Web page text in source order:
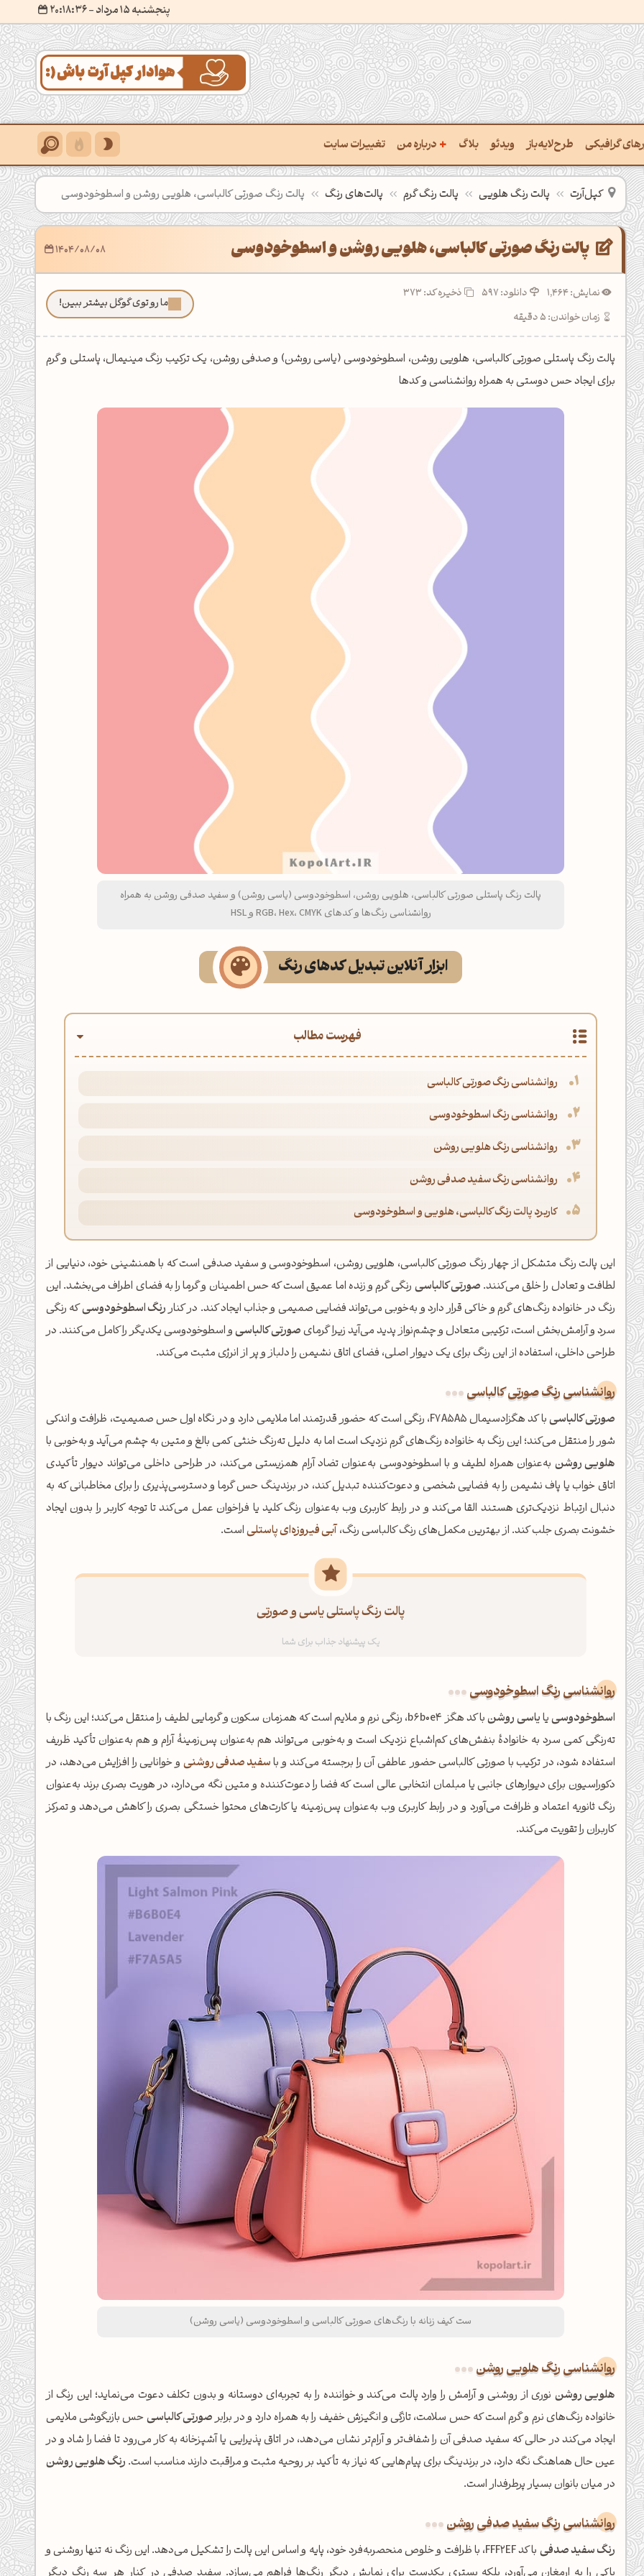
پنجشنبه 15 مرداد - ۲۰:۱۸:۳۸
گرافیکی
پالت از تصویر
رنگ‌ها باهم
یافتن نام رنگ با کد Hex
استخراج کد رنگ از عکس
ساخت پالت رنگ با هوش‌مصنوعی
کدهای رنگ
یافتن رنگ مکمل
مشاهده تمام ابزارها
طرح‌لایه‌باز ویدئو بلاگ + درباره من
درباره‌من
سفارش پروژه
تماس با ‌من
سوالات متداول‌‌
تغییرات سایت
کپل‌آرت پالت‌های رنگ پالت رنگ گرم پالت رنگ هلویی پالت رنگ صورتی کالباسی، هلویی روشن و اسطوخودوسی
پالت رنگ صورتی کالباسی، هلویی روشن و اسطوخودوسی 1404/08/08
نمایش: 1,464 دانلود: 597
ذخیره کد: 373
زمان خواندن: 5 دقیقه
ما رو توی گوگل بیشتر ببین!
پالت رنگ پاستلی صورتی کالباسی، هلویی روشن، اسطوخودوسی (یاسی روشن) و صدفی روشن، یک ترکیب رنگ مینیمال، پاستلی و گرم
برای ایجاد حس دوستی به همراه روانشناسی و کدها
پالت رنگ پاستلی صورتی کالباسی، هلویی روشن، اسطوخودوسی (یاسی روشن) و سفید صدفی روشن به همراه
روانشناسی رنگ‌ها و کدهای RGB، Hex، CMYK و HSL
ابزار آنلاین تبدیل کدهای رنگ
فهرست مطالب
روانشناسی رنگ صورتی کالباسی
روانشناسی رنگ اسطوخودوسی
روانشناسی رنگ هلویی روشن
روانشناسی رنگ سفید صدفی روشن
کاربرد پالت رنگ کالباسی، هلویی و اسطوخودوسی
این پالت رنگ متشکل از چهار رنگ صورتی کالباسی، هلویی روشن، اسطوخودوسی و سفید صدفی است که با همنشینی خود، دنیایی از
لطافت و تعادل را خلق می‌کنند.صورتی کالباسیرنگی گرم و زنده اما عمیق است که حس اطمینان و گرما را به فضای اطراف می‌بخشد. این
رنگ در خانواده رنگ‌های گرم و خاکی قرار دارد و به‌خوبی می‌تواند فضایی صمیمی و جذاب ایجاد کند. در کناررنگ اسطوخودوسیکه رنگی
سرد و آرامش‌بخش است، ترکیبی متعادل و چشم‌نواز پدید می‌آید زیرا گرمایصورتی کالباسیو اسطوخودوسی یکدیگر را کامل می‌کنند. در
طراحی داخلی، استفاده از این رنگ برای یک دیوار اصلی، فضای اتاق نشیمن را دلباز و پر از انرژی مثبت می‌کند.
روانشناسی رنگ صورتی کالباسی
صورتی کالباسی
با کد هگزادسیمال F7A5A5، رنگی است که حضور قدرتمند اما ملایمی دارد و در نگاه اول حس صمیمیت، ظرافت و اندکی
شور را منتقل می‌کند؛ این رنگ به خانواده رنگ‌های گرم نزدیک است اما به دلیل ته‌رنگ خنثی کمی بالغ و متین به چشم می‌آید و به‌خوبی با
هلویی روشن به‌عنوان همراه لطیف و بااسطوخودوسی به‌عنوان تضاد آرام همزیستی می‌کند، در طراحی داخلی می‌تواند دیوار تأکیدی
اتاق خواب یا پاف نشیمن را به فضایی شخصی و دعوت‌کننده تبدیل کند، در برندینگ حس گرما و دسترسی‌پذیری را برای مخاطبانی که به
دنبال ارتباط نزدیک‌تری هستند القا می‌کند و در رابط کاربری وب به‌عنوان رنگ کلید یا فراخوان عمل می‌کند تا توجه کاربر را بدون ایجاد
خشونت بصری جلب کند. از بهترین مکمل‌های رنگ کالباسی رنگ،آبی فیروزه‌ای پاستلیاست.
پالت رنگ پاستلی یاسی و صورتی
روانشناسی رنگ اسطوخودوسی
اسطوخودوسییایاسی روشن
با کد هگز b6b0e4، رنگی نرم و ملایم است که همزمان سکون و گرمایی لطیف را منتقل می‌کند؛ این رنگ با
ته‌رنگی کمی سرد به خانوادهٔ بنفش‌های کم‌اشباع نزدیک است و به‌خوبی می‌تواند هم به‌عنوان پس‌زمینهٔ آرام و هم به‌عنوان تأکید ظریف
استفاده شود، در ترکیب با صورتی کالباسی حضور عاطفی آن را برجسته می‌کند و باسفید صدفی روشنیو خوانایی را افزایش می‌دهد، در
دکوراسیون برای دیوارهای جانبی یا مبلمان انتخابی عالی است که فضا را دعوت‌کننده و متین نگه می‌دارد، در هویت بصری برند به‌عنوان
رنگ ثانویه اعتماد و ظرافت می‌آورد و در رابط کاربری وب به‌عنوان پس‌زمینه یا کارت‌های محتوا خستگی بصری را کاهش می‌دهد و تمرکز
کاربران را تقویت می‌کند.
ست کیف زنانه با رنگ‌های صورتی کالباسی و اسطوخودوسی (یاسی روشن)
روانشناسی رنگ هلویی روشن
هلویی روشن نوری از روشنی و آرامش را وارد پالت می‌کند و خواننده را به تجربه‌ای دوستانه و بدون تکلف دعوت می‌نماید؛ این رنگ از
خانواده رنگ‌های نرم و گرم است که حس سلامت، تازگی و انگیزش خفیف را به همراه دارد و در برابرصورتی کالباسیحس بازیگوشی ملایمی
ایجاد می‌کند در حالی که سفید صدفی آن را شفاف‌تر و آرام‌تر نشان می‌دهد، در اتاق پذیرایی یا آشپزخانه به کار می‌رود تا فضا را شاد و در
عین حال هماهنگ نگه دارد، در برندینگ برای پیام‌هایی که نیاز به تأکید بر روحیه مثبت و مراقبت دارند مناسب است.رنگ هلویی روشن
در میان بانوان بسیار پرطرفدار است.
روانشناسی رنگ سفید صدفی روشن
رنگ سفید صدفی
با کد FFF2EF، با ظرافت و خلوص منحصربه‌فرد خود، پایه و اساس این پالت را تشکیل می‌دهد. این رنگ نه تنها روشنی و
عصرت بخیر❤️
اَپ اندروید